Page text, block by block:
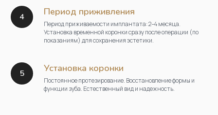
Период приживления
Период приживаемости имплантата: 2–4 месяца.
Установка временной коронки сразу после операции (по
показаниям) для сохранения эстетики.
Установка коронки
Постоянное протезирование. Восстановление формы и
функции зуба. Естественный вид и надежность.